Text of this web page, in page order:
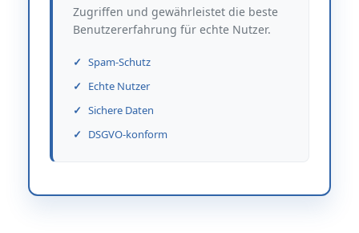
Zugriffen und gewährleistet die beste
Benutzererfahrung für echte Nutzer.
Spam-Schutz
Echte Nutzer
Sichere Daten
DSGVO-konform